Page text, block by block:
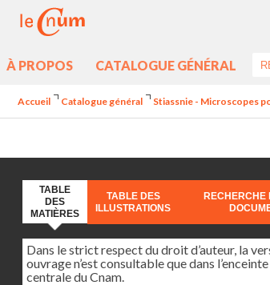
À PROPOS CATALOGUE GÉNÉRAL
Accueil Catalogue général Stiassnie - Microscopes
TABLE
DES
MATIÈRES
TABLE DES
ILLUSTRATIONS
RECHERCHE
Dans le strict respect du droit d’auteur, la
ouvrage n’est consultable que dans
centrale du Cnam.